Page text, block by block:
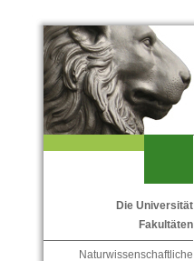
Die Universität
Fakultäten
Naturwissenschaftliche